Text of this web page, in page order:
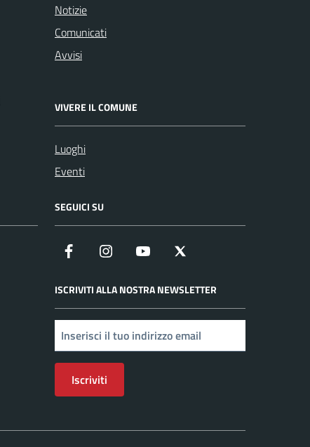
Notizie
Comunicati
Avvisi
VIVERE IL COMUNE
Luoghi
Eventi
SEGUICI SU
Facebook Instagram YouTube
ISCRIVITI ALLA NOSTRA NEWSLETTER